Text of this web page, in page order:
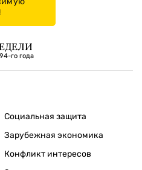
го года
Социальная защита
Зарубежная экономика
Конфликт интересов